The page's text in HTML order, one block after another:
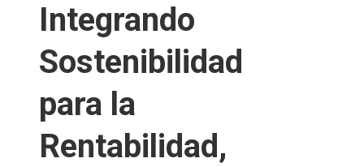
Integrando
Sostenibilidad
para la
Rentabilidad,